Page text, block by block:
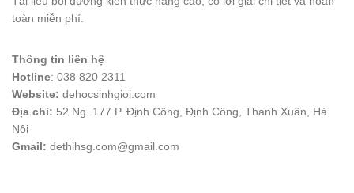
toàn miễn phí.
Thông tin liên hệ
Hotline: 038 820 2311
Website: dehocsinhgioi.com
Địa chỉ: 52 Ng. 177 P. Định Công, Định Công, Thanh Xuân, Hà
Nội
Gmail: dethihsg.com@gmail.com